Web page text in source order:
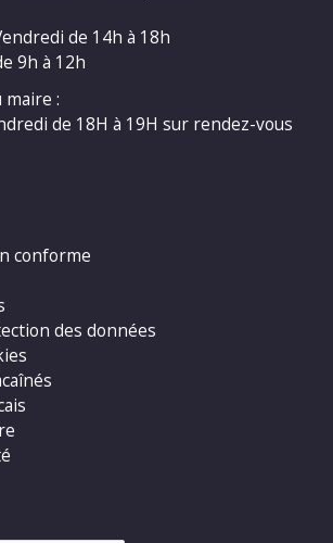
de 14h à 18h
9h à 12h
maire :
de 18H à 19H sur rendez-vous
conforme
des données